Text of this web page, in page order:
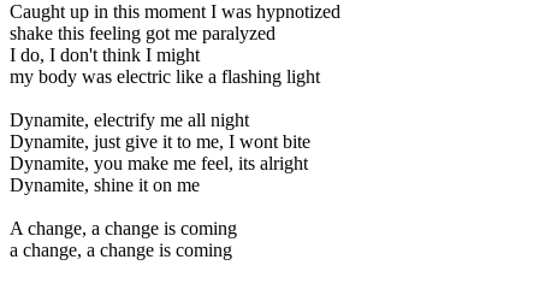
Caught up in this moment I was hypnotized
shake this feeling got me paralyzed
I do, I don't think I might
my body was electric like a flashing light
Dynamite, electrify me all night
Dynamite, just give it to me, I wont bite
Dynamite, you make me feel, its alright
Dynamite, shine it on me
A change, a change is coming
a change, a change is coming